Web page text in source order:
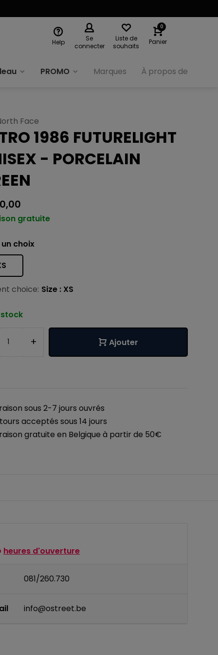
Help
Se
connecter
Liste de
souhaits
0
Panier
PROMO Marques À propos de nous
Face
1986 FUTURELIGHT
- PORCELAIN
gratuite
choix
choice: Size : XS
stock
+ Ajouter
sous 2-7 jours ouvrés
acceptés sous 14 jours
gratuite en Belgique à partir de 50€
heures d'ouverture
081/260.730
info@ostreet.be